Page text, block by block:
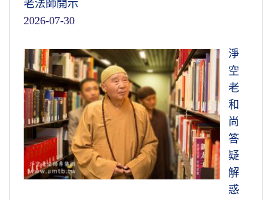
老法師開示
2026-07-30
淨
空
老
和
尚
答
疑
解
惑